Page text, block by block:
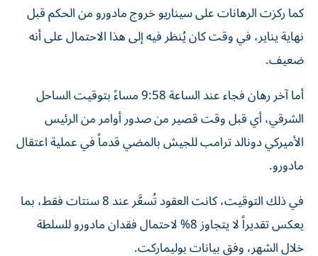
كما ركزت الرهانات على سيناريو خروج مادورو من الحكم قبل
نهاية يناير، في وقت كان يُنظر فيه إلى هذا الاحتمال على أنه
ضعيف.
أما آخر رهان فجاء عند الساعة 9:58 مساءً بتوقيت الساحل
الشرقي، أي قبل وقت قصير من صدور أوامر من الرئيس
الأميركي دونالد ترامب للجيش بالمضي قدماً في عملية اعتقال
مادورو.
في ذلك التوقيت، كانت العقود تُسعَّر عند 8 سنتات فقط، بما
يعكس تقديراً لا يتجاوز 8% لاحتمال فقدان مادورو للسلطة
خلال الشهر، وفق بيانات بوليماركت.